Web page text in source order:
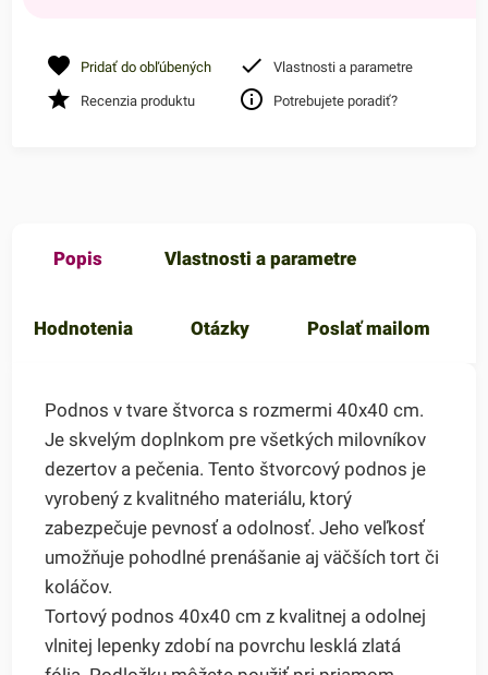
Pridať do obľúbených Vlastnosti a parametre
Recenzia produktu Potrebujete poradiť?
Popis Vlastnosti a parametre
Hodnotenia Otázky Poslať mailom
Podnos v tvare štvorca s rozmermi 40x40 cm.
Je skvelým doplnkom pre všetkých milovníkov
dezertov a pečenia. Tento štvorcový podnos je
vyrobený z kvalitného materiálu, ktorý
zabezpečuje pevnosť a odolnosť. Jeho veľkosť
umožňuje pohodlné prenášanie aj väčších tort či
koláčov.
Tortový podnos 40x40 cm z kvalitnej a odolnej
vlnitej lepenky zdobí na povrchu lesklá zlatá